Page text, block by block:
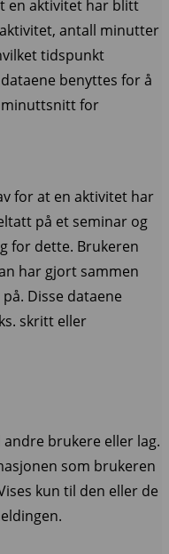
en aktivitet har blitt
antall minutter
tidspunkt
benyttes for å
minuttsnitt for
for at en aktivitet har
på et seminar og
for dette. Brukeren
har gjort sammen
Disse dataene
skritt eller
brukere eller lag.
som brukeren
kun til den eller de